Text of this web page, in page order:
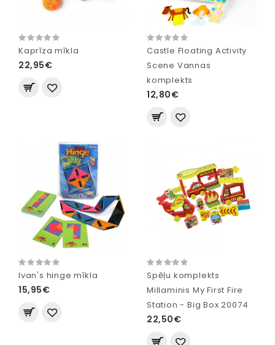
Kaprīza mīkla
22,95€
Castle Floating Activity
Scene Vannas
komplekts
12,80€
Ivan's hinge mīkla
15,95€
Spēļu komplekts
Millaminis My First Fire
Station - Big Box 20074
22,50€